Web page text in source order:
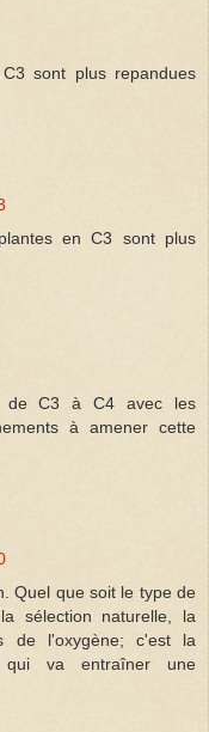
sont plus repandues
en C3 sont plus
de C3 à C4 avec les
à amener cette
Quel que soit le type de
sélection naturelle, la
de l'oxygène; c'est la
qui va entraîner une